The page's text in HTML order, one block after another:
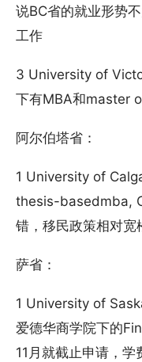
说BC省的就业形势
工作
3 University of
下有MBA和master
阿尔伯塔省：
1 University of
thesis-basedmba,
错，移民政策相对宽
萨省：
1 University of
爱德华商学院下的
11月就截止申请，